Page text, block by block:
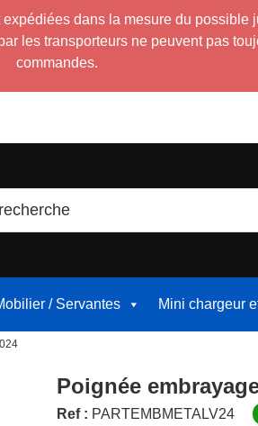
dans la mesure du possible
les transporteurs ne peuvent pas
commandes.
/ Servantes Mini chargeur
Poignée
Ref : PARTEMBMETALV24